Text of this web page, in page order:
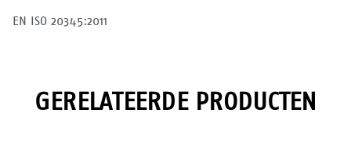
EN ISO 20345:2011
GERELATEERDE PRODUCTEN